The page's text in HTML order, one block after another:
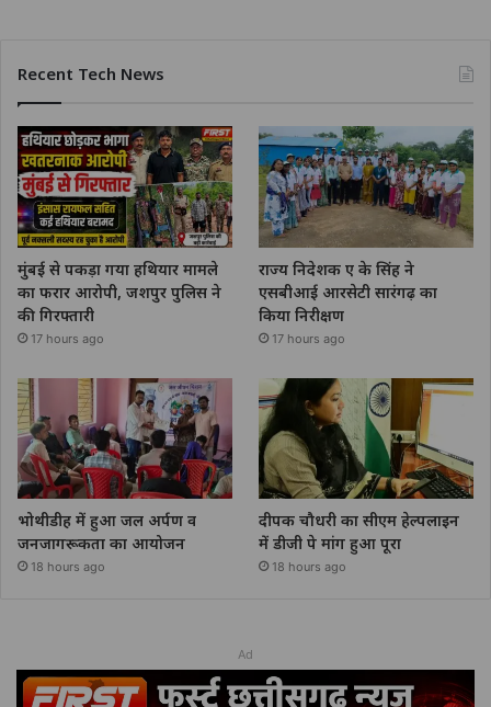
Recent Tech News
मुंबई से पकड़ा गया हथियार मामले
का फरार आरोपी, जशपुर पुलिस ने
की गिरफ्तारी
17 hours ago
राज्य निदेशक ए के सिंह ने
एसबीआई आरसेटी सारंगढ़ का
किया निरीक्षण
17 hours ago
भोथीडीह में हुआ जल अर्पण व
जनजागरूकता का आयोजन
18 hours ago
दीपक चौधरी का सीएम हेल्पलाइन
में डीजी पे मांग हुआ पूरा
18 hours ago
Ad